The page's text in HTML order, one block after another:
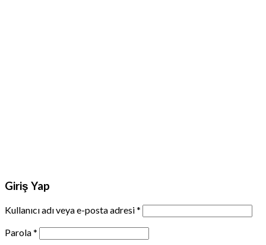
Giriş Yap
Kullanıcı adı veya e-posta adresi*
Parola*